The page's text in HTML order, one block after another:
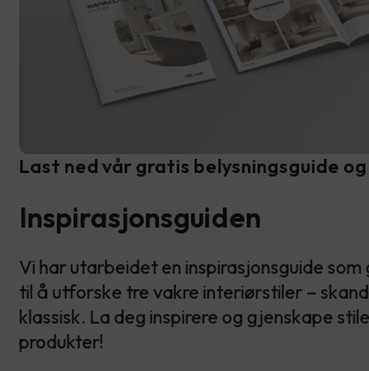
Last ned vår gratis belysningsguide
Inspirasjonsguiden
Vi har utarbeidet en inspirasjonsguide
til å utforske tre vakre interiørstiler –
klassisk. La deg inspirere og gjenskape
produkter!